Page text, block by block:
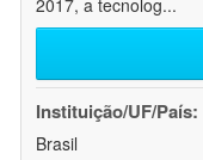
2017, a tecnolog...
Instituição/UF/País:
Brasil